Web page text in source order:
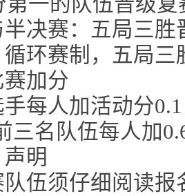
决赛：五局三胜
环赛制，五局
加分
每人加活动分
三名队伍每人加
明
伍须仔细阅读